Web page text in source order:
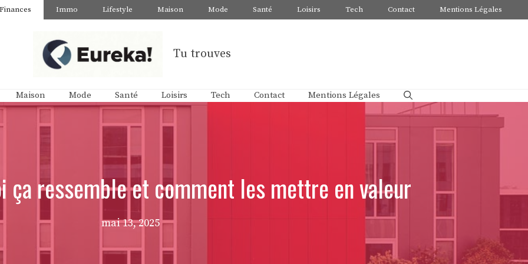
Finances Immo Lifestyle Maison Mode Santé Loisirs Tech Contact Mentions Légales
Tu trouves
Maison Mode Santé Loisirs Tech Contact Mentions Légales
ça ressemble et comment les mettre en valeur
mai 13, 2025